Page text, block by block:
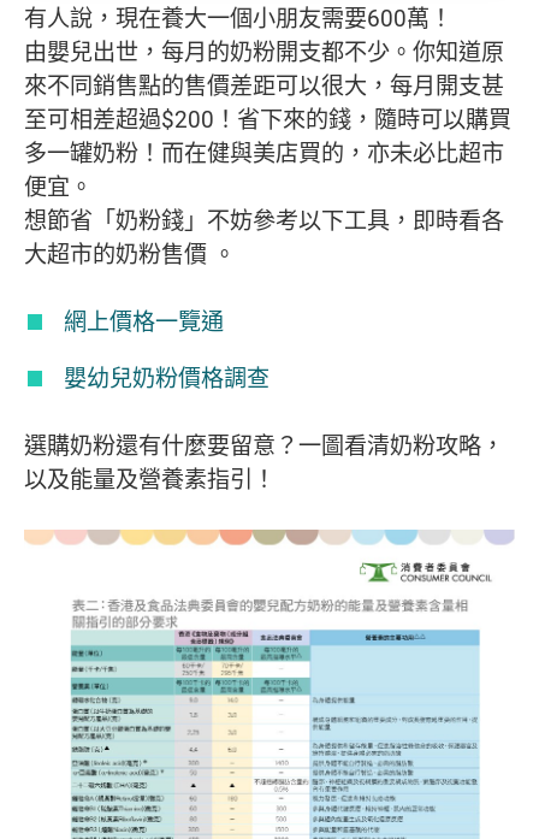
有人說，現在養大一個小朋友需要600萬！
由嬰兒出世，每月的奶粉開支都不少。你知道原
來不同銷售點的售價差距可以很大，每月開支甚
至可相差超過$200！省下來的錢，隨時可以購買
多一罐奶粉！而在健與美店買的，亦未必比超市
便宜。
想節省「奶粉錢」不妨參考以下工具，即時看各
大超市的奶粉售價 。
網上價格一覽通
嬰幼兒奶粉價格調查
選購奶粉還有什麼要留意？一圖看清奶粉攻略，
以及能量及營養素指引！